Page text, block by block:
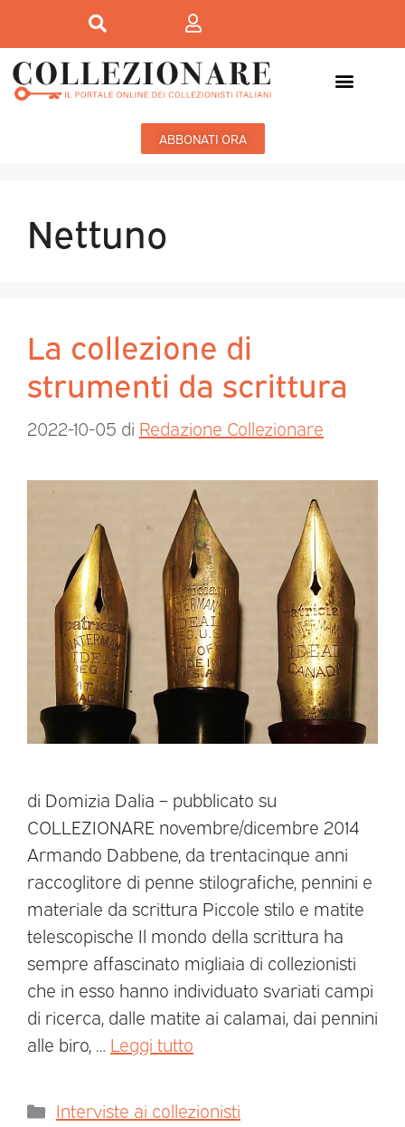
ABBONATI ORA
Nettuno
La collezione di
strumenti da scrittura
2022-10-05 di Redazione Collezionare
di Domizia Dalia – pubblicato su
COLLEZIONARE novembre/dicembre 2014
Armando Dabbene, da trentacinque anni
raccoglitore di penne stilografiche, pennini e
materiale da scrittura Piccole stilo e matite
telescopische Il mondo della scrittura ha
sempre affascinato migliaia di collezionisti
che in esso hanno individuato svariati campi
di ricerca, dalle matite ai calamai, dai pennini
alle biro, … Leggi tutto
Interviste ai collezionisti